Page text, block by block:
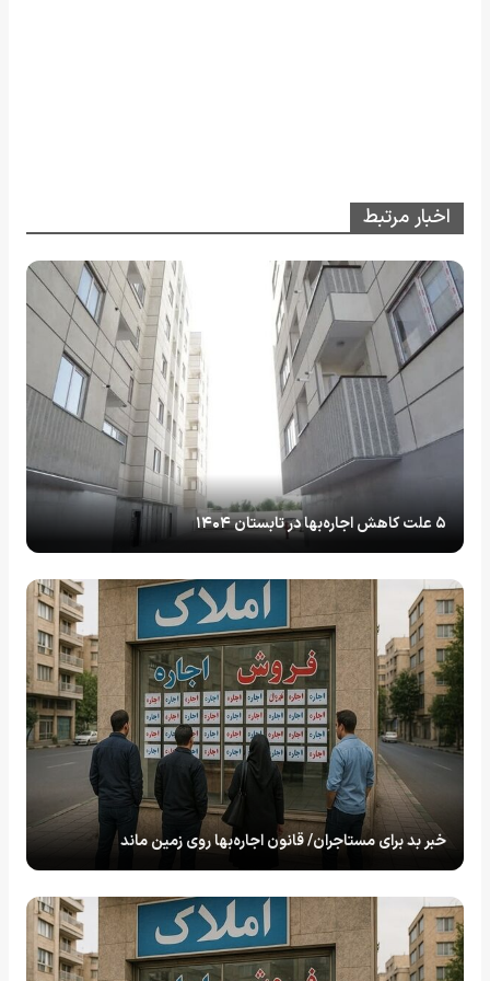
اخبار مرتبط
۵ علت کاهش اجاره‌بها در تابستان ۱۴۰۴
خبر بد برای مستاجران/ قانون اجاره‌بها روی زمین ماند